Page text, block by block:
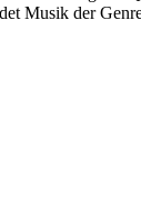
Musik der